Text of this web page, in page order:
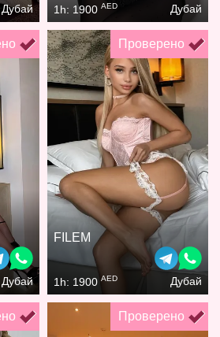
Дубай 1h: 1900 AED Дубай
Дубай
Проверено
FILEM
1h: 1900 AED Дубай
Проверено